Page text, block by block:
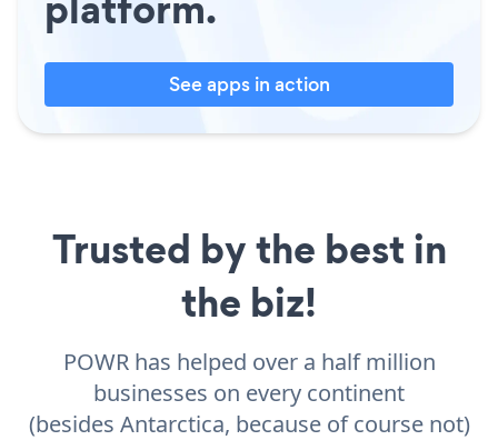
See apps in action
Trusted by the best in
the biz!
POWR has helped over a half million
businesses on every continent
(besides Antarctica, because of course not)